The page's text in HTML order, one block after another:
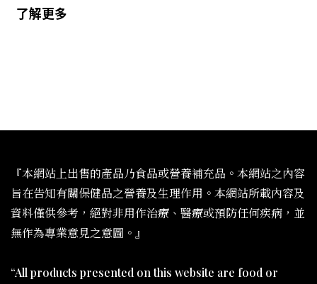
了解更多
『本網站上出售的產品乃食品或營養補充品。本網站之內容
旨在告知有關保健品之營養及生理作用。本網站所載內容及
資料僅供參考，絕對非用作治療、醫療或預防任何疾病，並
無作為專業意見之意圖。』
“All products presented on this website are food or